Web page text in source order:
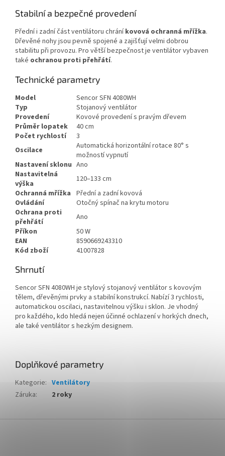
Stabilní a bezpečné provedení
Přední i zadní část ventilátoru chráníkovová ochranná mřížka.
Dřevěné nohy jsou pevně spojené a zajišťují velmi dobrou
stabilitu při provozu. Pro větší bezpečnost je ventilátor vybaven
také ochranou proti přehřátí.
Technické parametry
Model
Sencor SFN 4080WH
Typ
Stojanový ventilátor
Provedení
Kovové provedení s pravým dřevem
Průměr lopatek
40 cm
Počet rychlostí
3
Oscilace
Automatická horizontální rotace 80° s
možností vypnutí
Nastavení sklonu Ano
Nastavitelná
výška
120–133 cm
Ochranná mřížka Přední a zadní kovová
Ovládání
Otočný spínač na krytu motoru
Ochrana proti
přehřátí
Ano
Příkon
50 W
EAN
8590669243310
Kód zboží
41007828
Shrnutí
Sencor SFN 4080WH je stylový stojanový ventilátor s kovovým
tělem, dřevěnými prvky a stabilní konstrukcí. Nabízí 3 rychlosti,
automatickou oscilaci, nastavitelnou výšku i sklon. Je vhodný
pro každého, kdo hledá nejen účinné ochlazení v horkých dnech,
ale také ventilátor s hezkým designem.
Doplňkové parametry
Kategorie: Ventilátory
Záruka: 2 roky